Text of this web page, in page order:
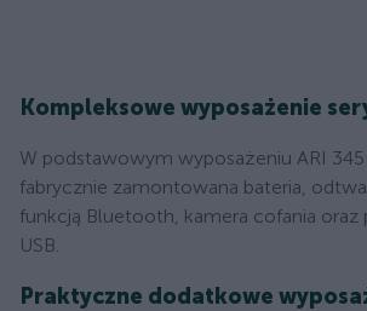
Kompleksowe wyposażenie
W podstawowym wyposażeniu ARI 345
fabrycznie zamontowana bateria,
funkcją Bluetooth, kamera cofania oraz
USB.
Praktyczne dodatkowe